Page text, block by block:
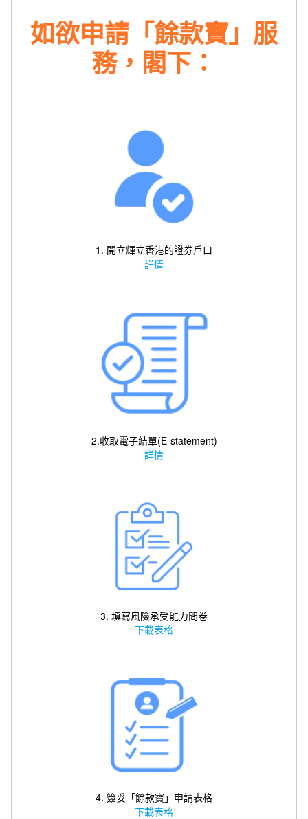
如欲申請「餘款寶」服
務，閣下：
1. 開立輝立香港的證券戶口
詳情
2.收取電子結單(E-statement)
詳情
3. 填寫風險承受能力問卷
下載表格
4. 簽妥「餘款寶」申請表格
下載表格